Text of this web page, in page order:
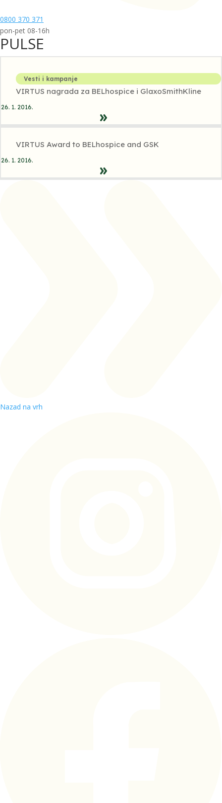
0800 370 371
pon-pet 08-16h
PULSE
Vesti i kampanje
VIRTUS nagrada za BELhospice i GlaxoSmithKline
26. 1. 2016.
VIRTUS Award to BELhospice and GSK
26. 1. 2016.
Nazad na vrh